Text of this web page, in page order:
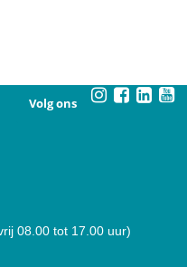
Volg ons
08.00 tot 17.00 uur)